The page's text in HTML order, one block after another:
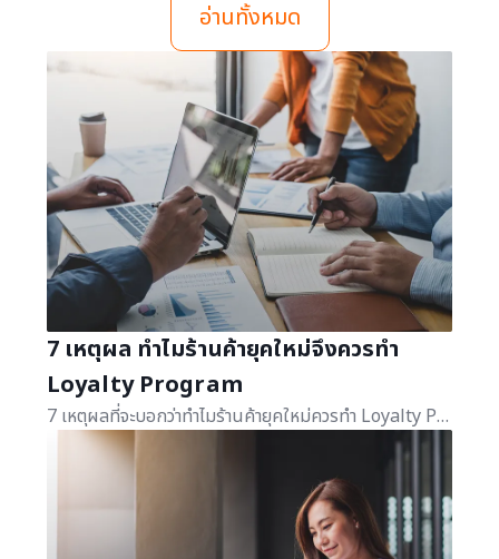
อ่านทั้งหมด
7 เหตุผล ทำไมร้านค้ายุคใหม่จึงควรทำ
Loyalty Program
7 เหตุผลที่จะบอกว่าทำไมร้านค้ายุคใหม่ควรทำ Loyalty Program วันนี้เราจะมาตอบคำถามให้ธุรกิจของคุณเข้าใจได้ง่ายขึ้น